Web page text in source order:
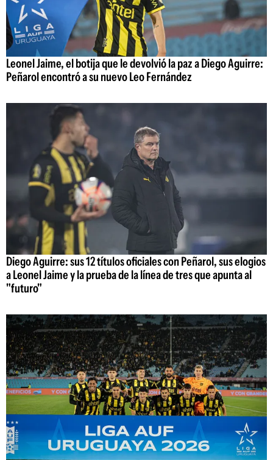
Leonel Jaime, el botija que le devolvió la paz a Diego Aguirre:
Peñarol encontró a su nuevo Leo Fernández
Diego Aguirre: sus 12 títulos oficiales con Peñarol, sus elogios
a Leonel Jaime y la prueba de la línea de tres que apunta al
"futuro"